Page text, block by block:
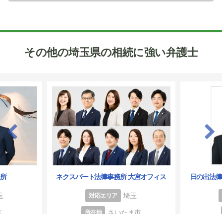
その他の埼玉県の相続に強い弁護士
ネクスパート法律事務所 大宮オフィス
対応エリア 埼玉
日の出法